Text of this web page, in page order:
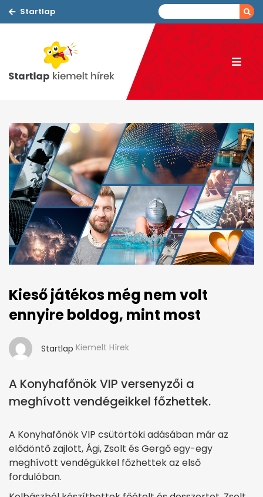
Startlap
Kieső játékos még nem volt
ennyire boldog, mint most
Startlap Kiemelt Hírek
A Konyhafőnök VIP versenyzői a
meghívott vendégeikkel főzhettek.
A Konyhafőnök VIP csütörtöki adásában már az
elődöntő zajlott, Ági, Zsolt és Gergő egy-egy
meghívott vendégükkel főzhettek az első
fordulóban.